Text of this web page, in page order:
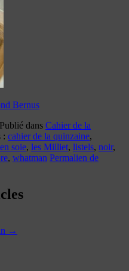
Bernus
Publié dans Cahier de la
: cahier de la quinzaine,
soie, les Milliet, listels, noir,
, whatman Permalien de
→